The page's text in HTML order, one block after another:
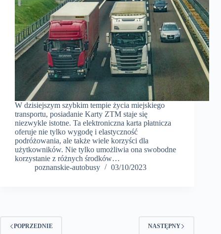
W dzisiejszym szybkim tempie życia miejskiego
transportu, posiadanie Karty ZTM staje się
niezwykle istotne. Ta elektroniczna karta płatnicza
oferuje nie tylko wygodę i elastyczność
podróżowania, ale także wiele korzyści dla
użytkowników. Nie tylko umożliwia ona swobodne
korzystanie z różnych środków…
poznanskie-autobusy
03/10/2023
POPRZEDNIE NASTĘPNY